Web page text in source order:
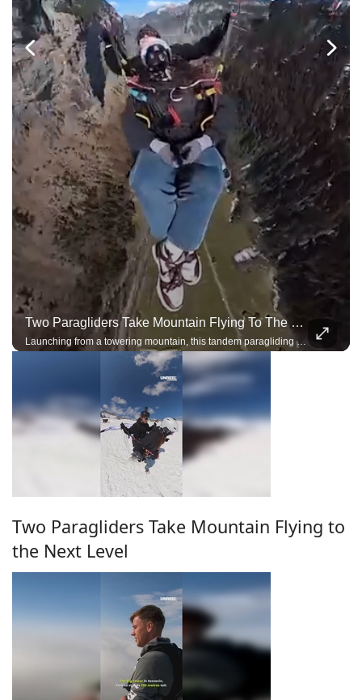
Two Paragliders Take Mountain Flying To The Next Level
Launching from a towering mountain, this tandem paragliding team performs breathtaking acro maneuvers under a single wing, demonstrating incredible trust, precision, and control.
Two Paragliders Take Mountain Flying to
the Next Level